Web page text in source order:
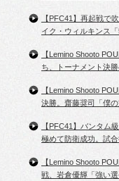
【PFC41】再起戦で
イク・ウィルキンス
【Lemino Shooto
ち、トーナメント決
【Lemino Shooto
決勝。齋藤奨司「僕
【PFC41】バンタム
極めて防衛成功。試
【Lemino Shooto
戦、岩倉優輝「強い